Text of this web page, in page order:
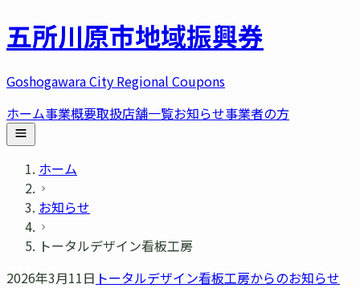
五所川原市地域振興券
Goshogawara City Regional Coupons
ホーム事業概要取扱店舗一覧お知らせ事業者の方
ホーム
お知らせ
トータルデザイン看板工房
2026年3月11日 トータルデザイン看板工房からのお知らせ